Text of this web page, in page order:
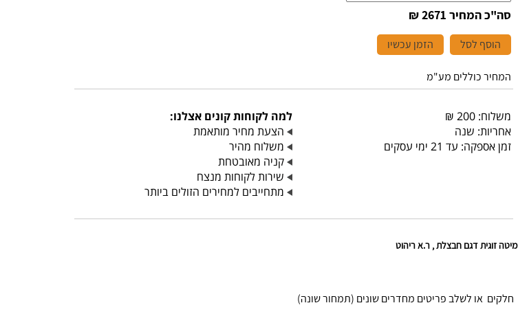
סה"כ המחיר 2671 ₪
הוסף לסל הזמן עכשיו
המחיר כוללים מע"מ
משלוח: 200 ₪
אחריות: שנה
זמן אספקה: עד 21 ימי עסקים
למה לקוחות קונים אצלנו:
הצעת מחיר מותאמת
משלוח מהיר
קניה מאובטחת
שירות לקוחות מנצח
מתחייבים למחירים הזולים ביותר
מיטה זוגית דגם חבצלת , ר.א ריהוט